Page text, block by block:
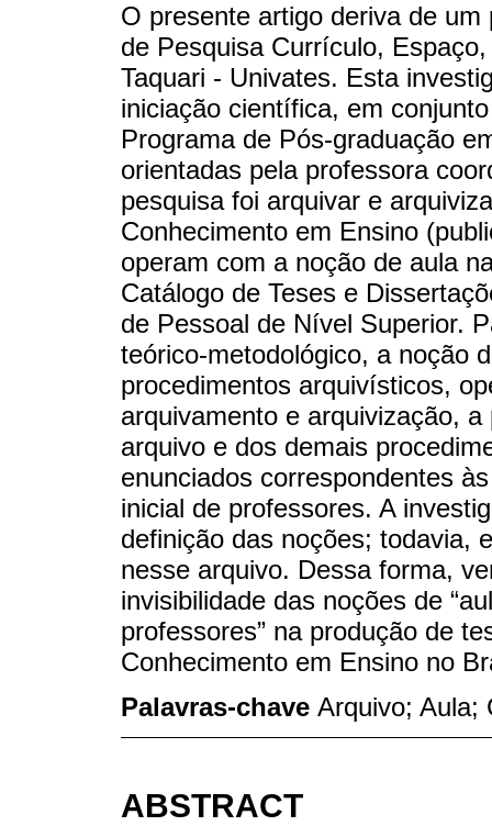
O presente artigo deriva de
de Pesquisa Currículo,
Taquari - Univates. Esta
iniciação científica, em
Programa de Pós-graduação
orientadas pela professora
pesquisa foi arquivar e
Conhecimento em Ensino
operam com a noção de aula
Catálogo de Teses e
de Pessoal de Nível Superior.
teórico-metodológico, a noção
procedimentos arquivísticos,
arquivamento e arquivização,
arquivo e dos demais
enunciados correspondentes
inicial de professores. A
definição das noções; todavia,
nesse arquivo. Dessa forma,
invisibilidade das noções de
professores” na produção de
Conhecimento em Ensino no
Palavras-chave Arquivo; Aula;
ABSTRACT